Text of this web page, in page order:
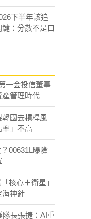
下半年該追
：分散不是口
一金投信董事
管理時代
國去槓桿風
」不高
00631L曝險
核心＋衛星」
海神針
隊長張捷：AI重